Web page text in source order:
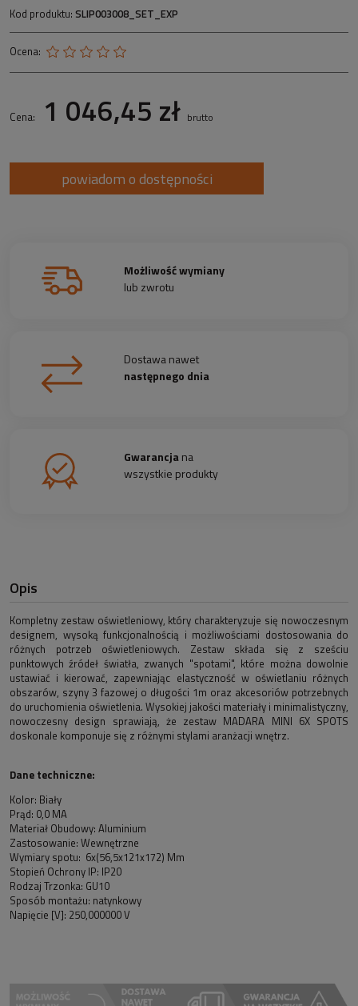
Kod produktu: SLIP003008_SET_EXP
Ocena:
Cena: 1 046,45 zł brutto
powiadom o dostępności
Możliwość wymiany
lub zwrotu
Dostawa nawet
następnego dnia
Gwarancjana
wszystkie produkty
Opis
Kompletny zestaw oświetleniowy, który charakteryzuje się nowoczesnym
designem, wysoką funkcjonalnością i możliwościami dostosowania do
różnych potrzeb oświetleniowych. Zestaw składa się z sześciu
punktowych źródeł światła, zwanych "spotami", które można dowolnie
ustawiać i kierować, zapewniając elastyczność w oświetlaniu różnych
obszarów, szyny 3 fazowej o długości 1m oraz akcesoriów potrzebnych
do uruchomienia oświetlenia. Wysokiej jakości materiały i minimalistyczny,
nowoczesny design sprawiają, że zestaw MADARA MINI 6X SPOTS
doskonale komponuje się z różnymi stylami aranżacji wnętrz.
Dane techniczne:
Kolor: Biały
Prąd: 0,0 MA
Materiał Obudowy: Aluminium
Zastosowanie: Wewnętrzne
Wymiary spotu: 6x(56,5x121x172) Mm
Stopień Ochrony IP: IP20
Rodzaj Trzonka: GU10
Sposób montażu: natynkowy
Napięcie [V]: 250,000000 V